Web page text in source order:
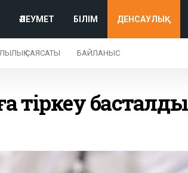
ӘЛЕУМЕТ БІЛІМ ДЕНСАУЛЫҚ
САЯСАТЫ БАЙЛАНЫС
тіркеу басталды